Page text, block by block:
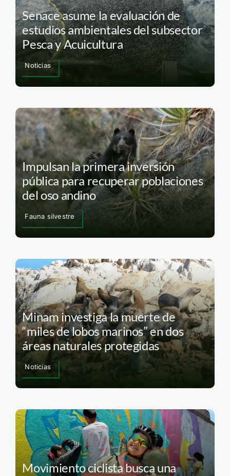
Senace asume la evaluación de
estudios ambientales del subsector
Pesca y Acuicultura
Noticias
Impulsan la primera inversión
pública para recuperar poblaciones
del oso andino
Fauna silvestre
Minam investiga la muerte de
“miles de lobos marinos” en dos
áreas naturales protegidas
Noticias
Movimiento ciclista busca una